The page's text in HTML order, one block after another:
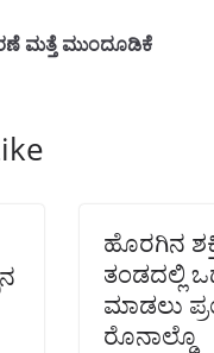
ಮತ್ತೆ ಮುಂದೂಡಿಕೆ
ಹೊರಗಿನ
ತಂಡದಲ್ಲಿ
ಮಾಡಲು
ರೊನಾಲ್ಡೊ